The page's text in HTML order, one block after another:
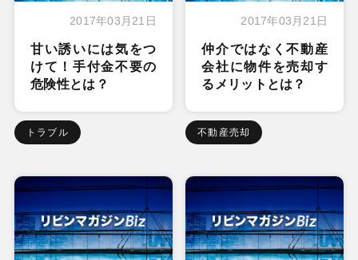
2017年03月21日
甘い誘いには気をつ
けて！手付金不要の
危険性とは？
トラブル
2017年03月21日
仲介ではなく不動産
会社に物件を売却す
るメリットとは？
不動産売却